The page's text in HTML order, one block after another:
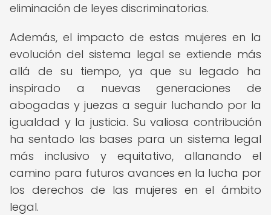
eliminación de leyes discriminatorias.
Además, el impacto de estas mujeres en la
evolución del sistema legal se extiende más
allá de su tiempo, ya que su legado ha
inspirado a nuevas generaciones de
abogadas y juezas a seguir luchando por la
igualdad y la justicia. Su valiosa contribución
ha sentado las bases para un sistema legal
más inclusivo y equitativo, allanando el
camino para futuros avances en la lucha por
los derechos de las mujeres en el ámbito
legal.